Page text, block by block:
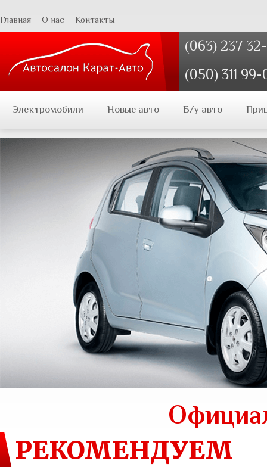
Главная О нас Контакты
(063) 237
(050) 311 99-
Электромобили Новые авто Б/у авто
РЕКОМЕНДУЕМ